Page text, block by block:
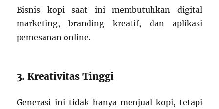
Bisnis kopi saat ini membutuhkan digital
marketing, branding kreatif, dan aplikasi
pemesanan online.
3. Kreativitas Tinggi
Generasi ini tidak hanya menjual kopi, tetapi